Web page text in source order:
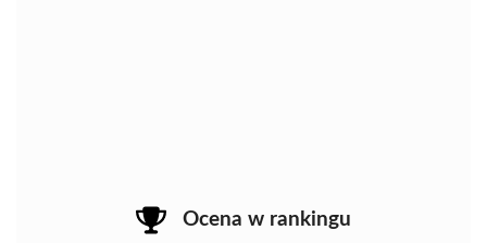
Ocena w rankingu